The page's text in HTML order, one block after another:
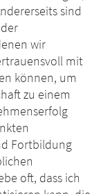
sind
wir
mit
können, um
zu einem
Fortbildung
oft, dass ich